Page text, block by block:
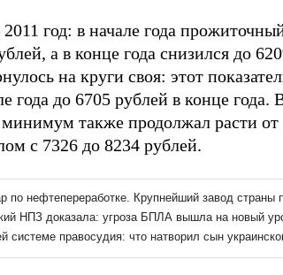
год: в начале года
а в конце года снизился до
на круги своя: этот
года до 6705 рублей в конце года.
также продолжал расти от
с 7326 до 8234 рублей.